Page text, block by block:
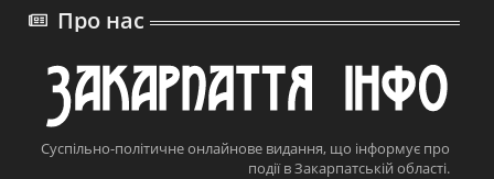
Про нас
Суспільно-політичне онлайнове видання, що інформує про
події в Закарпатській області.